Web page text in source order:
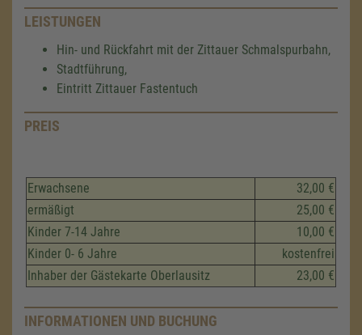
LEISTUNGEN
Hin- und Rückfahrt mit der Zittauer Schmalspurbahn,
Stadtführung,
Eintritt Zittauer Fastentuch
PREIS
Erwachsene
32,00 €
ermäßigt
25,00 €
Kinder 7-14 Jahre
10,00 €
Kinder 0- 6 Jahre
kostenfrei
Inhaber der Gästekarte Oberlausitz
23,00 €
INFORMATIONEN UND BUCHUNG